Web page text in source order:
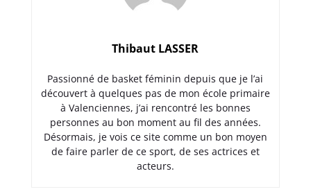
Thibaut LASSER
Passionné de basket féminin depuis que je l’ai
découvert à quelques pas de mon école primaire
à Valenciennes, j’ai rencontré les bonnes
personnes au bon moment au fil des années.
Désormais, je vois ce site comme un bon moyen
de faire parler de ce sport, de ses actrices et
acteurs.